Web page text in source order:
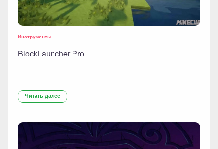
Инструменты
BlockLauncher Pro
Читать далее